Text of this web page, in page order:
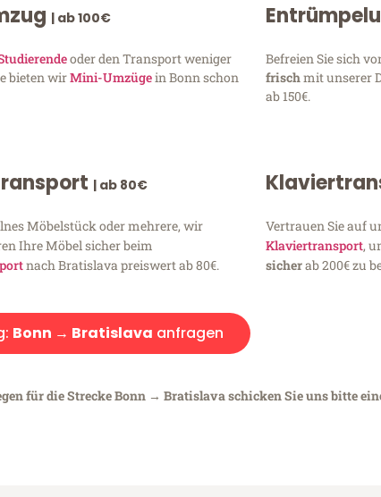
| ab 100€
oder den Transport weniger
bieten wirMini-Umzügein Bonn schon
Befreien Sie sich
frischmit unserer
ab 150€.
| ab 80€
Möbelstück oder mehrere, wir
Ihre Möbel sicher beim
nach Bratislava preiswert ab 80€.
Vertrauen Sie auf
Klaviertransport,
sicherab 200€ zu
Bonn → Bratislava anfragen
für die Strecke Bonn → Bratislava schicken Sie uns bitte